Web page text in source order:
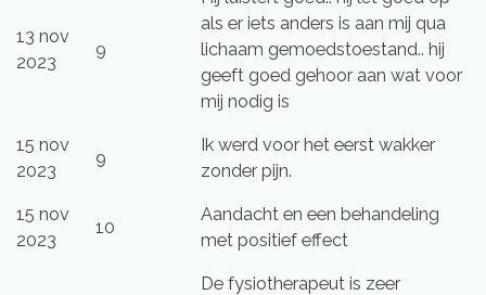
13 nov
2023
9
als er iets anders is aan mij qua
lichaam gemoedstoestand.. hij
geeft goed gehoor aan wat voor
mij nodig is
15 nov
2023
9
Ik werd voor het eerst wakker
zonder pijn.
15 nov
2023
10
Aandacht en een behandeling
met positief effect
De fysiotherapeut is zeer